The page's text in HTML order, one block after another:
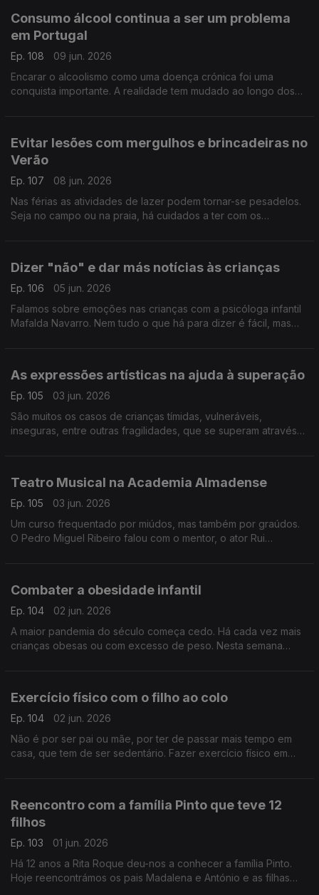
Consumo álcool continua a ser um problema
em Portugal
Ep. 108
09 jun. 2026
Encarar o alcoolismo como uma doença crónica foi uma
conquista importante. A realidade tem mudado ao longo dos
Evitar lesões com mergulhos e brincadeiras no
Verão
Ep. 107
08 jun. 2026
Nas férias as atividades de lazer podem tornar-se pesadelos.
Seja no campo ou na praia, há cuidados a ter com os
Dizer "não" e dar más notícias às crianças
Ep. 106
05 jun. 2026
Falamos sobre emoções nas crianças com a psicóloga infantil
Mafalda Navarro. Nem tudo o que há para dizer é fácil, mas
As expressões artísticas na ajuda à superação
Ep. 105
03 jun. 2026
São muitos os casos de crianças tímidas, vulneráveis,
inseguras, entre outras fragilidades, que se superam através
Teatro Musical na Academia Almadense
Ep. 105
03 jun. 2026
Um curso frequentado por miúdos, mas também por graúdos.
O Pedro Miguel Ribeiro falou com o mentor, o ator Rui
Combater a obesidade infantil
Ep. 104
02 jun. 2026
A maior pandemia do século começa cedo. Há cada vez mais
crianças obesas ou com excesso de peso. Nesta semana
Exercício físico com o filho ao colo
Ep. 104
02 jun. 2026
Não é por ser pai ou mãe, por ter de passar mais tempo em
casa, que tem de ser sedentário. Fazer exercício físico em
Reencontro com a família Pinto que teve 12
filhos
Ep. 103
01 jun. 2026
Há 12 anos a Rita Roque deu-nos a conhecer a família Pinto.
Hoje reencontrámos os pais Madalena e António e as filhas